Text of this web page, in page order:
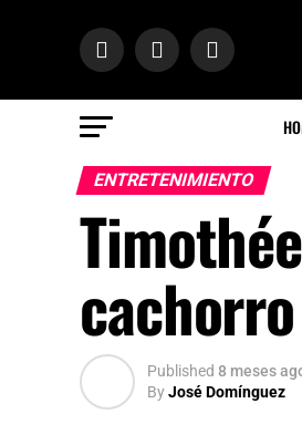
ENTRETENIMIENTO
Published 8 meses
ByJosé Domínguez